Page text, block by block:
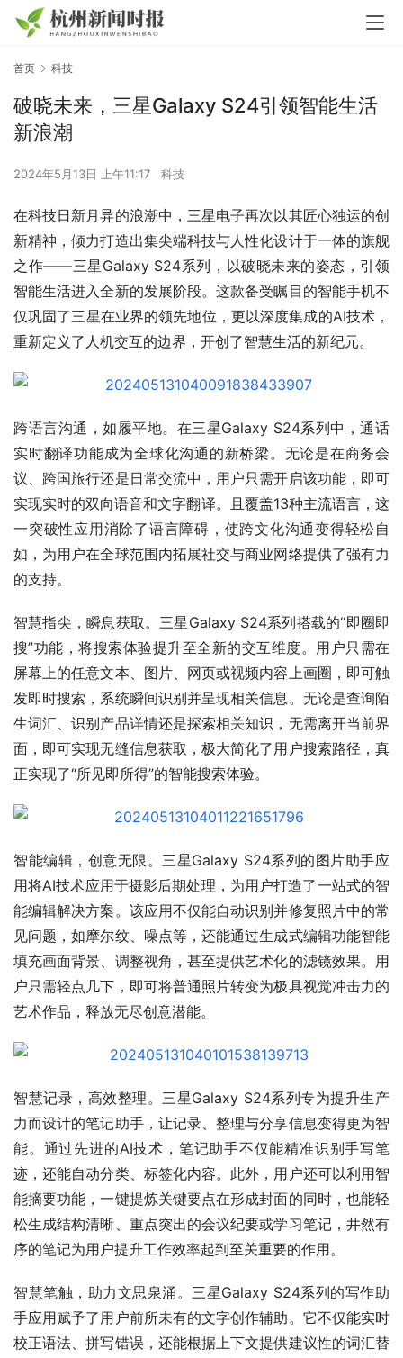
首页 科技
破晓未来，三星Galaxy S24引领智能生活
新浪潮
2024年5月13日 上午11:17 科技
在科技日新月异的浪潮中，三星电子再次以其匠心独运的创
新精神，倾力打造出集尖端科技与人性化设计于一体的旗舰
之作——三星Galaxy S24系列，以破晓未来的姿态，引领
智能生活进入全新的发展阶段。这款备受瞩目的智能手机不
仅巩固了三星在业界的领先地位，更以深度集成的AI技术，
重新定义了人机交互的边界，开创了智慧生活的新纪元。
跨语言沟通，如履平地。在三星Galaxy S24系列中，通话
实时翻译功能成为全球化沟通的新桥梁。无论是在商务会
议、跨国旅行还是日常交流中，用户只需开启该功能，即可
实现实时的双向语音和文字翻译。且覆盖13种主流语言，这
一突破性应用消除了语言障碍，使跨文化沟通变得轻松自
如，为用户在全球范围内拓展社交与商业网络提供了强有力
的支持。
智慧指尖，瞬息获取。三星Galaxy S24系列搭载的“即圈即
搜”功能，将搜索体验提升至全新的交互维度。用户只需在
屏幕上的任意文本、图片、网页或视频内容上画圈，即可触
发即时搜索，系统瞬间识别并呈现相关信息。无论是查询陌
生词汇、识别产品详情还是探索相关知识，无需离开当前界
面，即可实现无缝信息获取，极大简化了用户搜索路径，真
正实现了“所见即所得”的智能搜索体验。
智能编辑，创意无限。三星Galaxy S24系列的图片助手应
用将AI技术应用于摄影后期处理，为用户打造了一站式的智
能编辑解决方案。该应用不仅能自动识别并修复照片中的常
见问题，如摩尔纹、噪点等，还能通过生成式编辑功能智能
填充画面背景、调整视角，甚至提供艺术化的滤镜效果。用
户只需轻点几下，即可将普通照片转变为极具视觉冲击力的
艺术作品，释放无尽创意潜能。
智慧记录，高效整理。三星Galaxy S24系列专为提升生产
力而设计的笔记助手，让记录、整理与分享信息变得更为智
能。通过先进的AI技术，笔记助手不仅能精准识别手写笔
迹，还能自动分类、标签化内容。此外，用户还可以利用智
能摘要功能，一键提炼关键要点在形成封面的同时，也能轻
松生成结构清晰、重点突出的会议纪要或学习笔记，井然有
序的笔记为用户提升工作效率起到至关重要的作用。
智慧笔触，助力文思泉涌。三星Galaxy S24系列的写作助
手应用赋予了用户前所未有的文字创作辅助。它不仅能实时
校正语法、拼写错误，还能根据上下文提供建议性的词汇替